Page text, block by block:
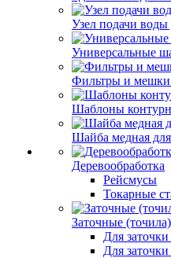
Узел подачи воды
Универсальные
Фильтры и мешки
Шаблоны
Шайба медная
Деревообработка
Рейсмусы
Токарные
Заточные (точила)
Для
Для